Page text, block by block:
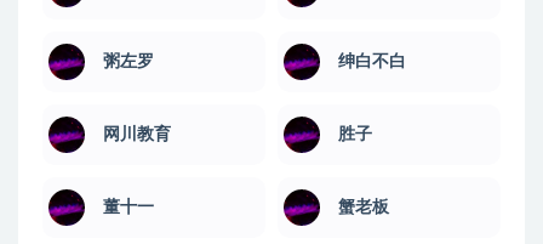
粥左罗 绅白不白
网川教育 ​胜子
董十一 蟹老板